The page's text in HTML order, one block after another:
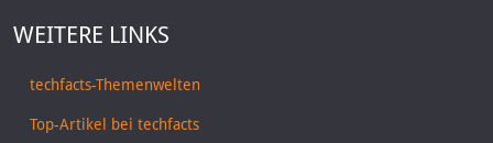
WEITERE LINKS
techfacts-Themenwelten
Top-Artikel bei techfacts